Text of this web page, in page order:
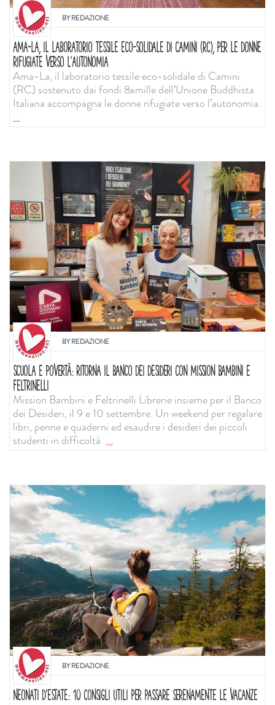
BYREDAZIONE
AMA-LA, IL LABORATORIO TESSILE ECO-SOLIDALE DI CAMINI (RC), PER LE DONNE
RIFUGIATE VERSO L’AUTONOMIA
Ama-La, il laboratorio tessile eco-solidale di Camini
(RC) sostenuto dai fondi 8xmille dell’Unione Buddhista
Italiana accompagna le donne rifugiate verso l’autonomia.
...
BYREDAZIONE
SCUOLA E POVERTÀ: RITORNA IL BANCO DEI DESIDERI CON MISSION BAMBINI E
FELTRINELLI
Mission Bambini e Feltrinelli Librerie insieme per il Banco
dei Desideri, il 9 e 10 settembre. Un weekend per regalare
libri, penne e quaderni ed esaudire i desideri dei piccoli
studenti in difficoltà....
BYREDAZIONE
NEONATI D'ESTATE: 10 CONSIGLI UTILI PER PASSARE SERENAMENTE LE VACANZE